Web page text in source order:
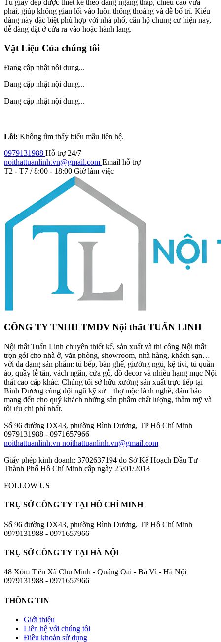
Tủ giày dép được thiết kế theo dáng ngang thấp, chiều cao vừa
phải, giúp không gian lối vào luôn thông thoáng và dễ bố trí. Kiểu
dáng này đặc biệt phù hợp với nhà phố, căn hộ chung cư hiện nay,
dễ dàng đặt ở cửa ra vào hoặc hành lang.
Vật Liệu Của chúng tôi
Đang cập nhật nội dung...
Đang cập nhật nội dung...
Đang cập nhật nội dung...
Lỗi: Không tìm thấy biểu mẫu liên hệ.
0979131988 Hỗ trợ 24/7
noithattuanlinh.vn@gmail.com Email hỗ trợ
T2 - T7 / 8:00 - 18:00 Giờ làm việc
CÔNG TY TNHH TMDV Nội thất TUẤN LINH
Nội thất Tuấn Linh chuyên thiết kế, sản xuất và thi công Nội thất
trọn gói cho nhà ở, văn phòng, showroom, nhà hàng, khách sạn…
với đa dạng sản phẩm: tủ bếp, bàn ghế, giường ngủ, kệ tivi, tủ quần
áo, quầy lễ tân, vách ngăn, cửa gỗ, đồ decor và nhiều hạng mục Nội
thất cao cấp khác. Chúng tôi sở hữu xưởng sản xuất trực tiếp tại
Bình Dương cùng đội ngũ kỹ sư – thợ mộc lành nghề, đảm bảo
mang đến cho quý khách những sản phẩm chất lượng, thẩm mỹ và
tối ưu chi phí nhất.
Số 96 đường DX43, phường Bình Dương, TP Hồ Chí Minh
0979131988 - 0971657966
noithattuanlinh.vn noithattuanlinh.vn@gmail.com
Giấy phép kinh doanh: 3702637194 do Sở Kế Hoạch Đầu Tư
Thành Phố Hồ Chí Minh cấp ngày 25/01/2018
FOLLOW US
TRỤ SỞ CÔNG TY TẠI HỒ CHÍ MINH
Số 96 đường DX43, phường Bình Dương, TP Hồ Chí Minh
0979131988 - 0971657966
TRỤ SỞ CÔNG TY TẠI HÀ NỘI
48 Xóm Tiên Xã Chu Minh - Quảng Oai - Ba Vì - Hà Nội
0979131988 - 0971657966
THÔNG TIN
Giới thiệu
Liên hệ với chúng tôi
Điều khoản sử dụng